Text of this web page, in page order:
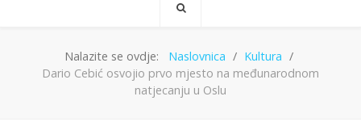
Nalazite se ovdje: Naslovnica
Kultura
Dario Cebić osvojio prvo mjesto na međunarodnom
natjecanju u Oslu